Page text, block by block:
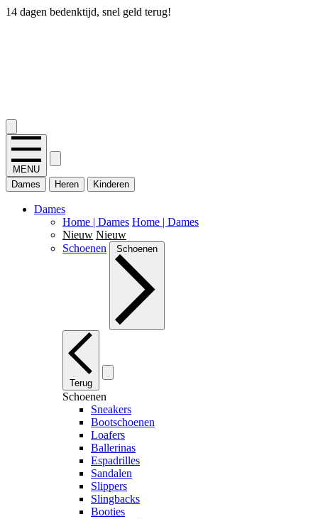
14 dagen bedenktijd, snel geld terug!
MENU
Dames
Heren Kinderen
Dames
Home | Dames Home | Dames
Nieuw Nieuw
Schoenen
Schoenen
Terug
Schoenen
Sneakers
Bootschoenen
Loafers
Ballerinas
Espadrilles
Sandalen
Slippers
Slingbacks
Booties